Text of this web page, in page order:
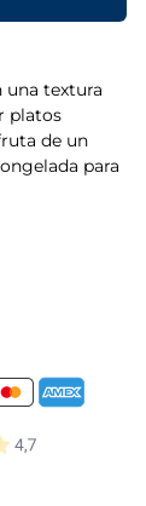
una textura
platos
de un
para